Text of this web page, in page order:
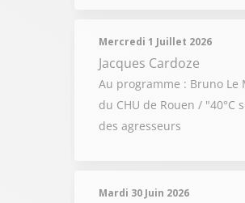
Mercredi 1 Juillet 2026
Jacques Cardoze
Au programme : Bruno Le
du CHU de Rouen /
des agresseurs
Mardi 30 Juin 2026